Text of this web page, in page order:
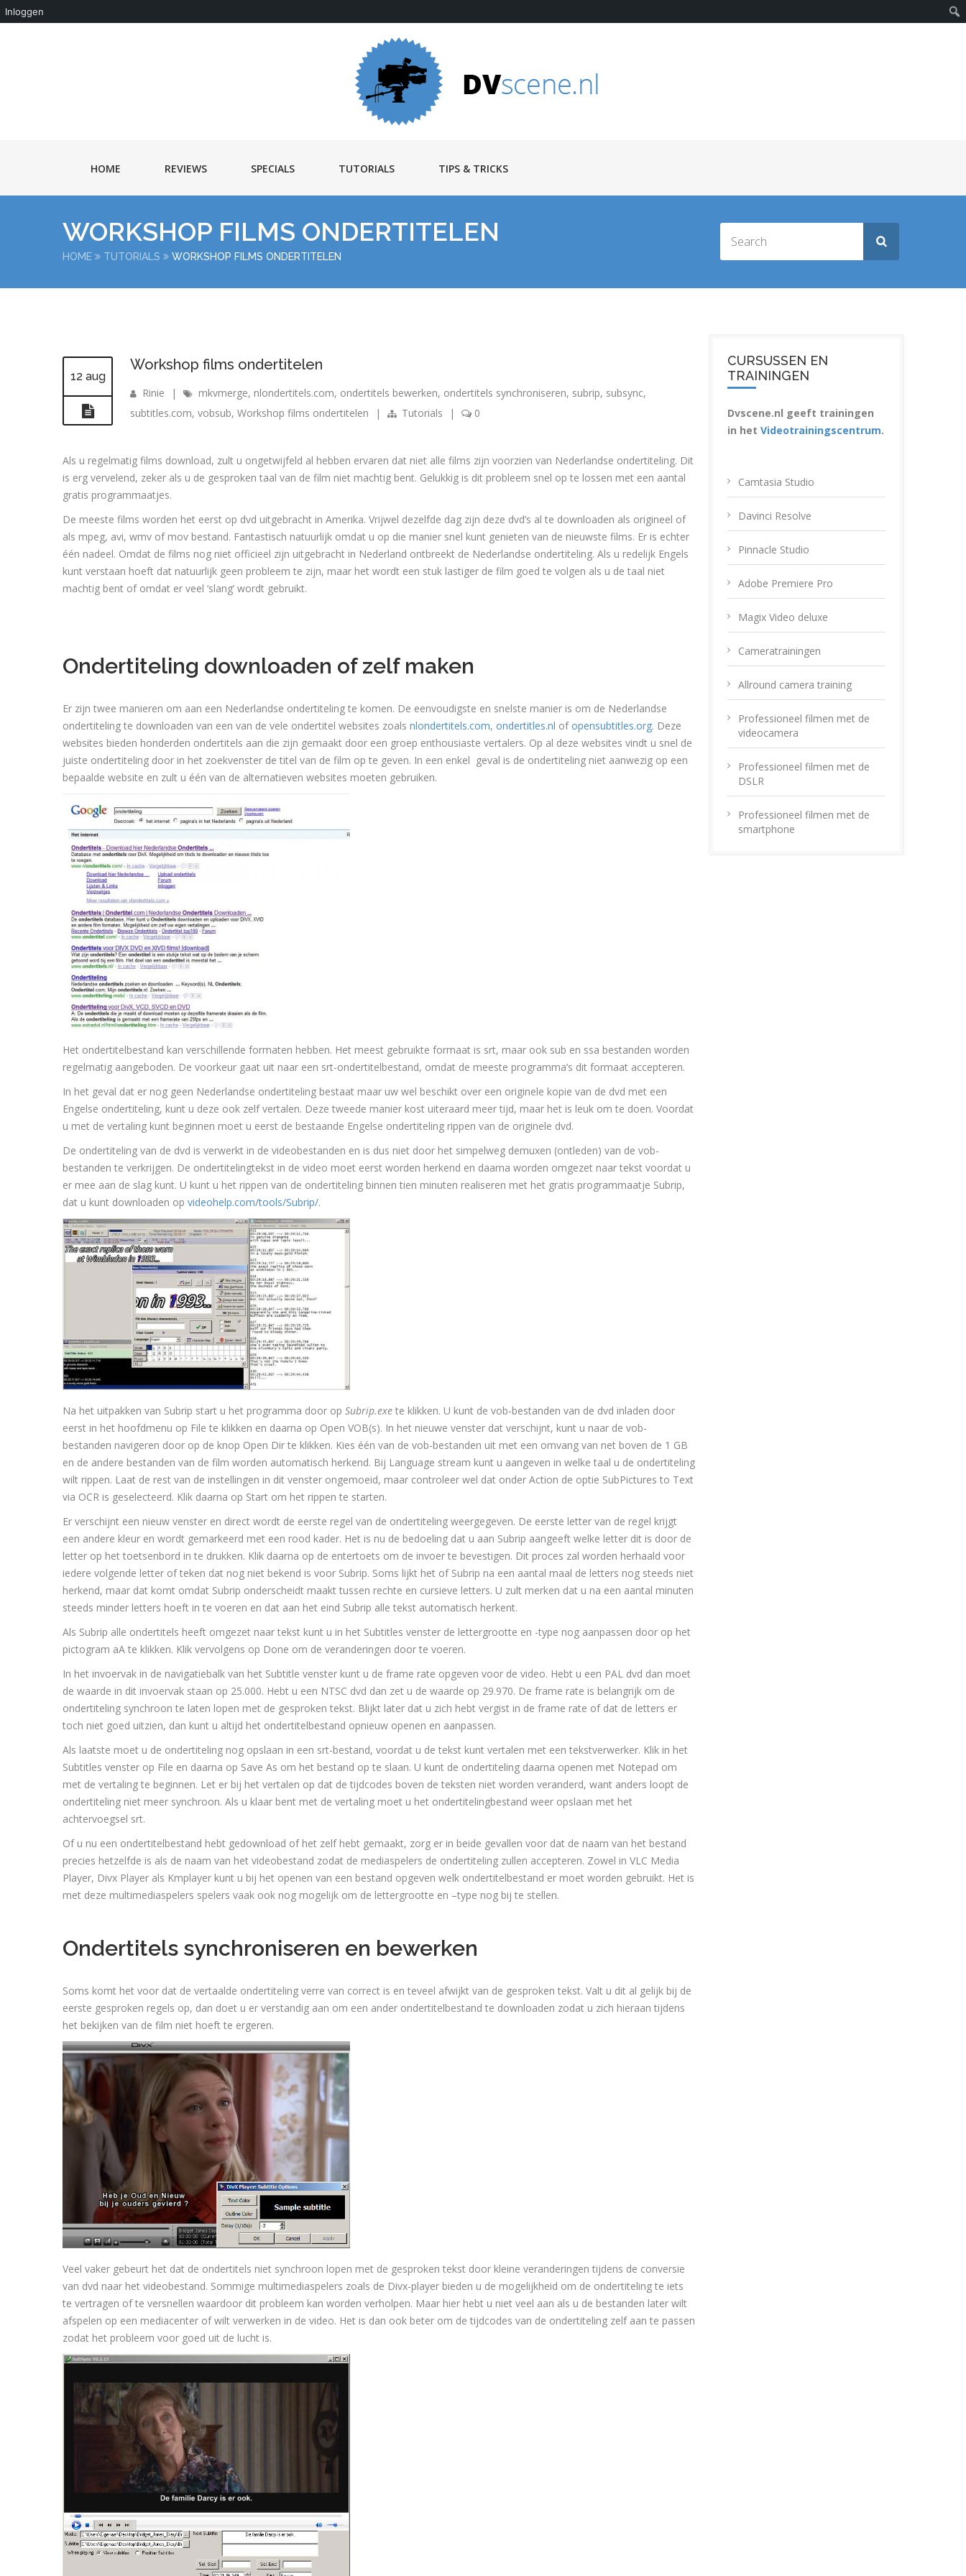
Inloggen
HOME REVIEWS SPECIALS TUTORIALS TIPS & TRICKS
WORKSHOP FILMS ONDERTITELEN
HOME TUTORIALS WORKSHOP FILMS ONDERTITELEN
12 aug
Workshop films ondertitelen
Rinie | mkvmerge, nlondertitels.com, ondertitels bewerken, ondertitels synchroniseren, subrip, subsync,
subtitles.com, vobsub, Workshop films ondertitelen | Tutorials | 0
Als u regelmatig films download, zult u ongetwijfeld al hebben ervaren dat niet alle films zijn voorzien van Nederlandse ondertiteling. Dit
is erg vervelend, zeker als u de gesproken taal van de film niet machtig bent. Gelukkig is dit probleem snel op te lossen met een aantal
gratis programmaatjes.
De meeste films worden het eerst op dvd uitgebracht in Amerika. Vrijwel dezelfde dag zijn deze dvd’s al te downloaden als origineel of
als mpeg, avi, wmv of mov bestand. Fantastisch natuurlijk omdat u op die manier snel kunt genieten van de nieuwste films. Er is echter
één nadeel. Omdat de films nog niet officieel zijn uitgebracht in Nederland ontbreekt de Nederlandse ondertiteling. Als u redelijk Engels
kunt verstaan hoeft dat natuurlijk geen probleem te zijn, maar het wordt een stuk lastiger de film goed te volgen als u de taal niet
machtig bent of omdat er veel ‘slang’ wordt gebruikt.
Ondertiteling downloaden of zelf maken
Er zijn twee manieren om aan een Nederlandse ondertiteling te komen. De eenvoudigste en snelste manier is om de Nederlandse
ondertiteling te downloaden van een van de vele ondertitel websites zoals nlondertitels.com, ondertitles.nl ofopensubtitles.org. Deze
websites bieden honderden ondertitels aan die zijn gemaakt door een groep enthousiaste vertalers. Op al deze websites vindt u snel de
juiste ondertiteling door in het zoekvenster de titel van de film op te geven. In een enkel geval is de ondertiteling niet aanwezig op een
bepaalde website en zult u één van de alternatieven websites moeten gebruiken.
Het ondertitelbestand kan verschillende formaten hebben. Het meest gebruikte formaat is srt, maar ook sub en ssa bestanden worden
regelmatig aangeboden. De voorkeur gaat uit naar een srt-ondertitelbestand, omdat de meeste programma’s dit formaat accepteren.
In het geval dat er nog geen Nederlandse ondertiteling bestaat maar uw wel beschikt over een originele kopie van de dvd met een
Engelse ondertiteling, kunt u deze ook zelf vertalen. Deze tweede manier kost uiteraard meer tijd, maar het is leuk om te doen. Voordat
u met de vertaling kunt beginnen moet u eerst de bestaande Engelse ondertiteling rippen van de originele dvd.
De ondertiteling van de dvd is verwerkt in de videobestanden en is dus niet door het simpelweg demuxen (ontleden) van de vob-
bestanden te verkrijgen. De ondertitelingtekst in de video moet eerst worden herkend en daarna worden omgezet naar tekst voordat u
er mee aan de slag kunt. U kunt u het rippen van de ondertiteling binnen tien minuten realiseren met het gratis programmaatje Subrip,
dat u kunt downloaden op videohelp.com/tools/Subrip/.
Na het uitpakken van Subrip start u het programma door op Subrip.exe te klikken. U kunt de vob-bestanden van de dvd inladen door
eerst in het hoofdmenu op File te klikken en daarna op Open VOB(s). In het nieuwe venster dat verschijnt, kunt u naar de vob-
bestanden navigeren door op de knop Open Dir te klikken. Kies één van de vob-bestanden uit met een omvang van net boven de 1 GB
en de andere bestanden van de film worden automatisch herkend. Bij Language stream kunt u aangeven in welke taal u de ondertiteling
wilt rippen. Laat de rest van de instellingen in dit venster ongemoeid, maar controleer wel dat onder Action de optie SubPictures to Text
via OCR is geselecteerd. Klik daarna op Start om het rippen te starten.
Er verschijnt een nieuw venster en direct wordt de eerste regel van de ondertiteling weergegeven. De eerste letter van de regel krijgt
een andere kleur en wordt gemarkeerd met een rood kader. Het is nu de bedoeling dat u aan Subrip aangeeft welke letter dit is door de
letter op het toetsenbord in te drukken. Klik daarna op de entertoets om de invoer te bevestigen. Dit proces zal worden herhaald voor
iedere volgende letter of teken dat nog niet bekend is voor Subrip. Soms lijkt het of Subrip na een aantal maal de letters nog steeds niet
herkend, maar dat komt omdat Subrip onderscheidt maakt tussen rechte en cursieve letters. U zult merken dat u na een aantal minuten
steeds minder letters hoeft in te voeren en dat aan het eind Subrip alle tekst automatisch herkent.
Als Subrip alle ondertitels heeft omgezet naar tekst kunt u in het Subtitles venster de lettergrootte en -type nog aanpassen door op het
pictogram aA te klikken. Klik vervolgens op Done om de veranderingen door te voeren.
In het invoervak in de navigatiebalk van het Subtitle venster kunt u de frame rate opgeven voor de video. Hebt u een PAL dvd dan moet
de waarde in dit invoervak staan op 25.000. Hebt u een NTSC dvd dan zet u de waarde op 29.970. De frame rate is belangrijk om de
ondertiteling synchroon te laten lopen met de gesproken tekst. Blijkt later dat u zich hebt vergist in de frame rate of dat de letters er
toch niet goed uitzien, dan kunt u altijd het ondertitelbestand opnieuw openen en aanpassen.
Als laatste moet u de ondertiteling nog opslaan in een srt-bestand, voordat u de tekst kunt vertalen met een tekstverwerker. Klik in het
Subtitles venster op File en daarna op Save As om het bestand op te slaan. U kunt de ondertiteling daarna openen met Notepad om
met de vertaling te beginnen. Let er bij het vertalen op dat de tijdcodes boven de teksten niet worden veranderd, want anders loopt de
ondertiteling niet meer synchroon. Als u klaar bent met de vertaling moet u het ondertitelingbestand weer opslaan met het
achtervoegsel srt.
Of u nu een ondertitelbestand hebt gedownload of het zelf hebt gemaakt, zorg er in beide gevallen voor dat de naam van het bestand
precies hetzelfde is als de naam van het videobestand zodat de mediaspelers de ondertiteling zullen accepteren. Zowel in VLC Media
Player, Divx Player als Kmplayer kunt u bij het openen van een bestand opgeven welk ondertitelbestand er moet worden gebruikt. Het is
met deze multimediaspelers spelers vaak ook nog mogelijk om de lettergrootte en –type nog bij te stellen.
Ondertitels synchroniseren en bewerken
Soms komt het voor dat de vertaalde ondertiteling verre van correct is en teveel afwijkt van de gesproken tekst. Valt u dit al gelijk bij de
eerste gesproken regels op, dan doet u er verstandig aan om een ander ondertitelbestand te downloaden zodat u zich hieraan tijdens
het bekijken van de film niet hoeft te ergeren.
Veel vaker gebeurt het dat de ondertitels niet synchroon lopen met de gesproken tekst door kleine veranderingen tijdens de conversie
van dvd naar het videobestand. Sommige multimediaspelers zoals de Divx-player bieden u de mogelijkheid om de ondertiteling te iets
te vertragen of te versnellen waardoor dit probleem kan worden verholpen. Maar hier hebt u niet veel aan als u de bestanden later wilt
afspelen op een mediacenter of wilt verwerken in de video. Het is dan ook beter om de tijdcodes van de ondertiteling zelf aan te passen
zodat het probleem voor goed uit de lucht is.
CURSUSSEN EN
TRAININGEN
Dvscene.nl geeft trainingen
in het Videotrainingscentrum.
Camtasia Studio
Davinci Resolve
Pinnacle Studio
Adobe Premiere Pro
Magix Video deluxe
Cameratrainingen
Allround camera training
Professioneel filmen met de
videocamera
Professioneel filmen met de
DSLR
Professioneel filmen met de
smartphone